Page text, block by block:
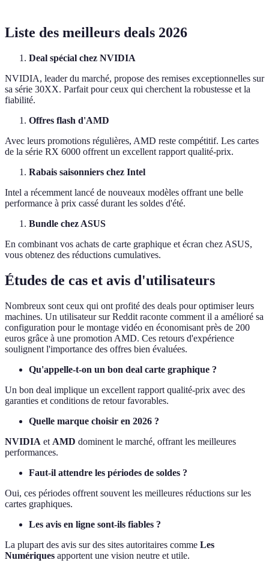
Liste des meilleurs deals 2026
Deal spécial chez NVIDIA
NVIDIA, leader du marché, propose des remises exceptionnelles sur
sa série 30XX. Parfait pour ceux qui cherchent la robustesse et la
fiabilité.
Offres flash d'AMD
Avec leurs promotions régulières, AMD reste compétitif. Les cartes
de la série RX 6000 offrent un excellent rapport qualité-prix.
Rabais saisonniers chez Intel
Intel a récemment lancé de nouveaux modèles offrant une belle
performance à prix cassé durant les soldes d'été.
Bundle chez ASUS
En combinant vos achats de carte graphique et écran chez ASUS,
vous obtenez des réductions cumulatives.
Études de cas et avis d'utilisateurs
Nombreux sont ceux qui ont profité des deals pour optimiser leurs
machines. Un utilisateur sur Reddit raconte comment il a amélioré sa
configuration pour le montage vidéo en économisant près de 200
euros grâce à une promotion AMD. Ces retours d'expérience
soulignent l'importance des offres bien évaluées.
Qu'appelle-t-on un bon deal carte graphique ?
Un bon deal implique un excellent rapport qualité-prix avec des
garanties et conditions de retour favorables.
Quelle marque choisir en 2026 ?
NVIDIA et AMD dominent le marché, offrant les meilleures
performances.
Faut-il attendre les périodes de soldes ?
Oui, ces périodes offrent souvent les meilleures réductions sur les
cartes graphiques.
Les avis en ligne sont-ils fiables ?
La plupart des avis sur des sites autoritaires comme Les
Numériques apportent une vision neutre et utile.